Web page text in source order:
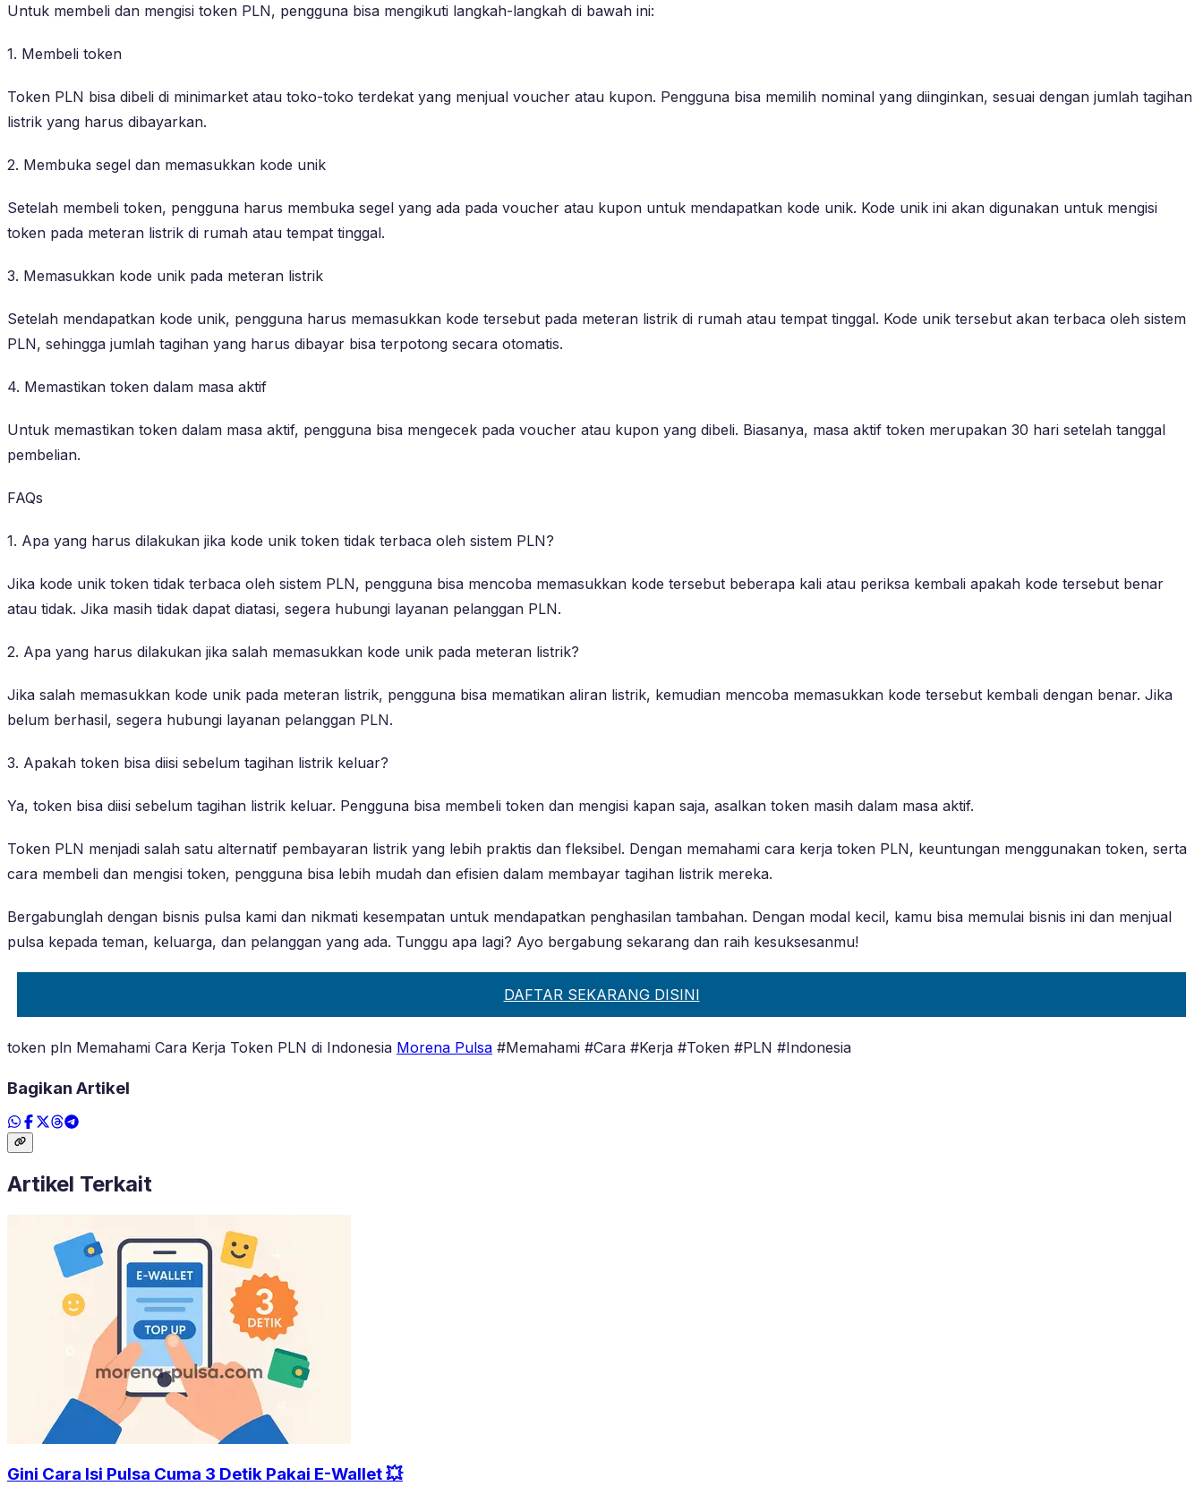
Untuk membeli dan mengisi token PLN, pengguna bisa mengikuti langkah-langkah di bawah ini:
1. Membeli token
Token PLN bisa dibeli di minimarket atau toko-toko terdekat yang menjual voucher atau kupon. Pengguna bisa memilih nominal yang diinginkan, sesuai dengan jumlah tagihan
listrik yang harus dibayarkan.
2. Membuka segel dan memasukkan kode unik
Setelah membeli token, pengguna harus membuka segel yang ada pada voucher atau kupon untuk mendapatkan kode unik. Kode unik ini akan digunakan untuk mengisi
token pada meteran listrik di rumah atau tempat tinggal.
3. Memasukkan kode unik pada meteran listrik
Setelah mendapatkan kode unik, pengguna harus memasukkan kode tersebut pada meteran listrik di rumah atau tempat tinggal. Kode unik tersebut akan terbaca oleh sistem
PLN, sehingga jumlah tagihan yang harus dibayar bisa terpotong secara otomatis.
4. Memastikan token dalam masa aktif
Untuk memastikan token dalam masa aktif, pengguna bisa mengecek pada voucher atau kupon yang dibeli. Biasanya, masa aktif token merupakan 30 hari setelah tanggal
pembelian.
FAQs
1. Apa yang harus dilakukan jika kode unik token tidak terbaca oleh sistem PLN?
Jika kode unik token tidak terbaca oleh sistem PLN, pengguna bisa mencoba memasukkan kode tersebut beberapa kali atau periksa kembali apakah kode tersebut benar
atau tidak. Jika masih tidak dapat diatasi, segera hubungi layanan pelanggan PLN.
2. Apa yang harus dilakukan jika salah memasukkan kode unik pada meteran listrik?
Jika salah memasukkan kode unik pada meteran listrik, pengguna bisa mematikan aliran listrik, kemudian mencoba memasukkan kode tersebut kembali dengan benar. Jika
belum berhasil, segera hubungi layanan pelanggan PLN.
3. Apakah token bisa diisi sebelum tagihan listrik keluar?
Ya, token bisa diisi sebelum tagihan listrik keluar. Pengguna bisa membeli token dan mengisi kapan saja, asalkan token masih dalam masa aktif.
Token PLN menjadi salah satu alternatif pembayaran listrik yang lebih praktis dan fleksibel. Dengan memahami cara kerja token PLN, keuntungan menggunakan token, serta
cara membeli dan mengisi token, pengguna bisa lebih mudah dan efisien dalam membayar tagihan listrik mereka.
Bergabunglah dengan bisnis pulsa kami dan nikmati kesempatan untuk mendapatkan penghasilan tambahan. Dengan modal kecil, kamu bisa memulai bisnis ini dan menjual
pulsa kepada teman, keluarga, dan pelanggan yang ada. Tunggu apa lagi? Ayo bergabung sekarang dan raih kesuksesanmu!
DAFTAR SEKARANG DISINI
token pln Memahami Cara Kerja Token PLN di Indonesia Morena Pulsa #Memahami #Cara #Kerja #Token #PLN #Indonesia
Bagikan Artikel
Artikel Terkait
Gini Cara Isi Pulsa Cuma 3 Detik Pakai E-Wallet 💥